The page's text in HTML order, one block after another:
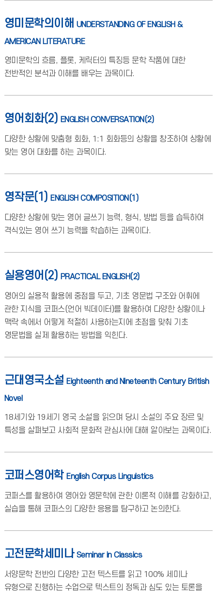
영미문학의이해 UNDERSTANDING OF ENGLISH &
AMERICAN LITERATURE
영미문학의 흐름, 플롯, 케릭터의 특징등 문학 작품에 대한
전반적인 분석과 이해를 배우는 과목이다.
영어회화(2) ENGLISH CONVERSATION(2)
다양한 상황에 맞춤형 회화, 1:1 회화등의 상황을 창조하여 상황에
맞는 영어 대화를 하는 과목이다.
영작문(1) ENGLISH COMPOSITION(1)
다양한 상황에 맞는 영어 글쓰기 능력, 형식, 방법 등을 습득하여
격식있는 영어 쓰기 능력을 학습하는 과목이다.
실용영어(2) PRACTICAL ENGLISH(2)
영어의 실용적 활용에 중점을 두고, 기초 영문법 구조와 어휘에
관한 지식을 코퍼스(언어 빅데이터)를 활용하여 다양한 상황이나
맥락 속에서 어떻게 적절히 사용하는지에 초점을 맞춰 기초
영문법을 실제 활용하는 방법을 익힌다.
근대영국소설 Eighteenth and Nineteenth Century British
Novel
18세기와 19세기 영국 소설을 읽으며 당시 소설의 주요 장르 및
특성을 살펴보고 사회적 문화적 관심사에 대해 알아보는 과목이다.
코퍼스영어학 English Corpus Linguistics
코퍼스를 활용하여 영어와 영문학에 관한 이론적 이해를 강화하고,
실습을 통해 코퍼스의 다양한 응용을 탐구하고 논의한다.
고전문학세미나 Seminar in Classics
서양문학 전반의 다양한 고전 텍스트를 읽고 100% 세미나
유형으로 진행하는 수업으로 텍스트의 정독과 심도 있는 토론을